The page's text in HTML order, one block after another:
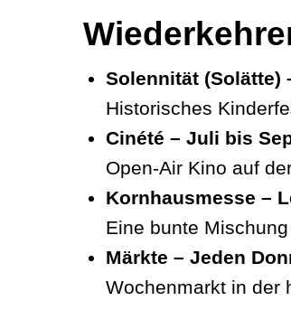
Solennität (Solätte)
Historisches
Cinété – Juli bis
Open-Air Kino auf
Kornhausmesse –
Eine bunte
Märkte – Jeden
Wochenmarkt in der